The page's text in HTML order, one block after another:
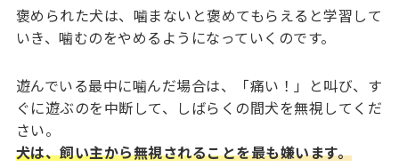
褒められた犬は、噛まないと褒めてもらえると学習して
いき、噛むのをやめるようになっていくのです。
遊んでいる最中に噛んだ場合は、「痛い！」と叫び、す
ぐに遊ぶのを中断して、しばらくの間犬を無視してくだ
さい。
犬は、飼い主から無視されることを最も嫌います。